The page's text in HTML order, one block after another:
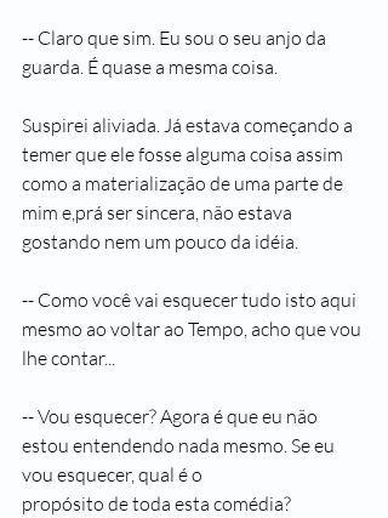
-- Claro que sim. Eu sou o seu anjo da
guarda. É quase a mesma coisa.
Suspirei aliviada. Já estava começando a
temer que ele fosse alguma coisa assim
como a materialização de uma parte de
mim e,prá ser sincera, não estava
gostando nem um pouco da idéia.
-- Como você vai esquecer tudo isto aqui
mesmo ao voltar ao Tempo, acho que vou
lhe contar...
-- Vou esquecer? Agora é que eu não
estou entendendo nada mesmo. Se eu
vou esquecer, qual é o
propósito de toda esta comédia?